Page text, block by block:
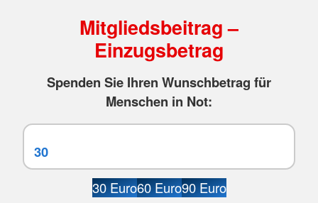
Mitgliedsbeitrag –
Einzugsbetrag
Spenden Sie Ihren Wunschbetrag für
Menschen in Not:
30 Euro60 Euro90 Euro